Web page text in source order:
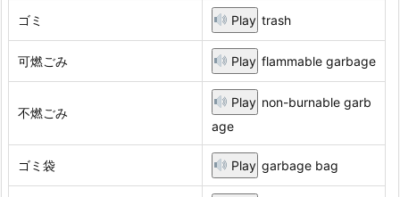
ゴミ Play trash
可燃ごみ Play flammable garbage
不燃ごみ
Play non-burnable garb
age
ゴミ袋 Play garbage bag